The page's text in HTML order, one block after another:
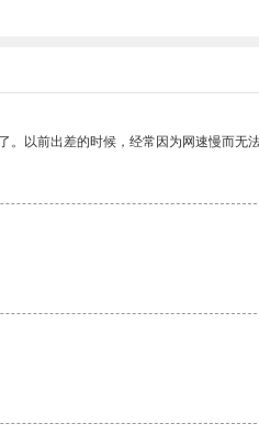
以前出差的时候，经常因为网速慢而无